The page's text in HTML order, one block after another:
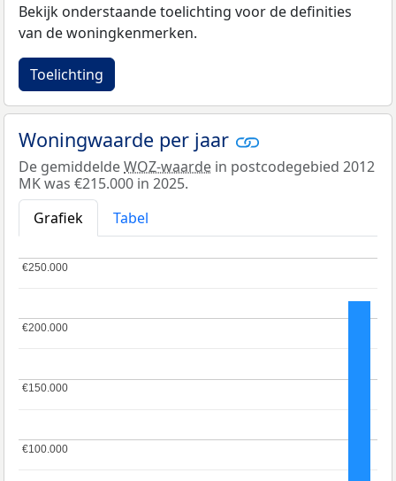
Bekijk onderstaande toelichting voor de definities
van de woningkenmerken.
Toelichting
Woningwaarde per jaar
De gemiddeldeWOZ-waarde in postcodegebied 2012
MK was €215.000 in 2025.
Grafiek
Tabel
€100.000
€100.000
€150.000
€150.000
€200.000
€200.000
€250.000
€250.000